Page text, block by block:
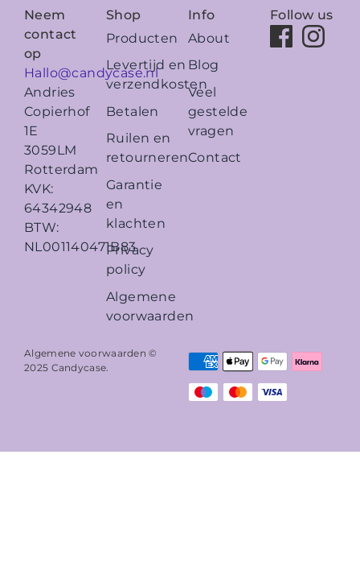
Neem
contact
op
Hallo@candycase.nl
Andries
Copierhof
1E
3059LM
Rotterdam
KVK:
64342948
BTW:
NL001140471B83
Shop
Producten
Levertijd en
verzendkosten
Betalen
Ruilen en
retourneren
Garantie
en
klachten
Privacy
policy
Algemene
voorwaarden
Info
About
Blog
Veel
gestelde
vragen
Contact
Follow us
Algemene voorwaarden ©
2025 Candycase